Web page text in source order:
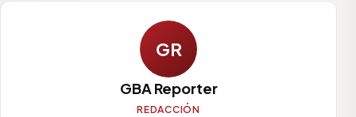
GR
GBA Reporter
REDACCIÓN